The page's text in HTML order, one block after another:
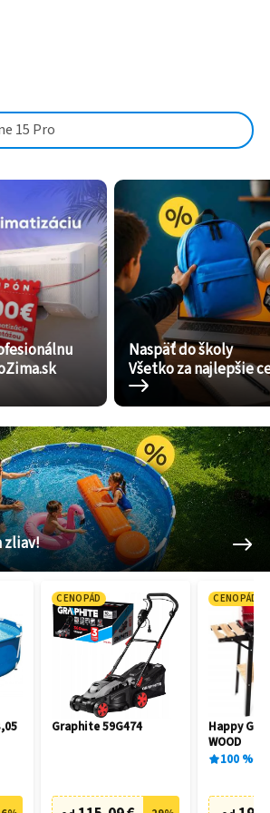
15 Pro
Naspäť do školy
Všetko za najlepšie
zliav!
CENOPÁD
Graphite 59G474
CENOPÁD
Happy
WOOD
100%